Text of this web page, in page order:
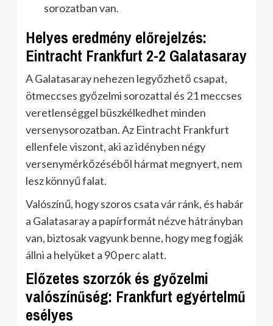
sorozatban van.
Helyes eredmény előrejelzés:
Eintracht Frankfurt 2-2 Galatasaray
A Galatasaray nehezen legyőzhető csapat,
ötmeccses győzelmi sorozattal és 21 meccses
veretlenséggel büszkélkedhet minden
versenysorozatban. Az Eintracht Frankfurt
ellenfele viszont, aki az idényben négy
versenymérkőzéséből hármat megnyert, nem
lesz könnyű falat.
Valószínű, hogy szoros csata vár ránk, és habár
a Galatasaray a papírformát nézve hátrányban
van, biztosak vagyunk benne, hogy meg fogják
állni a helyüket a 90 perc alatt.
Előzetes szorzók és győzelmi
valószínűség: Frankfurt egyértelmű
esélyes